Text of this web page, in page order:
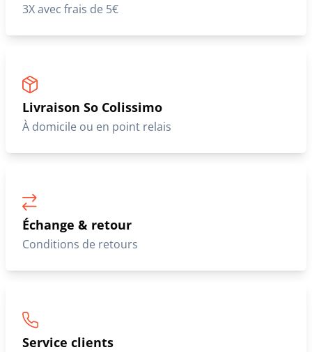
3X avec frais de 5€
Livraison So Colissimo
À domicile ou en point relais
Échange & retour
Conditions de retours
Service clients